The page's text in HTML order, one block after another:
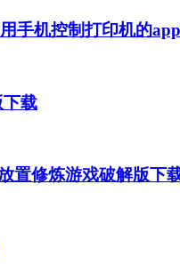
手机控制打印机的
载
置修炼游戏破解版下